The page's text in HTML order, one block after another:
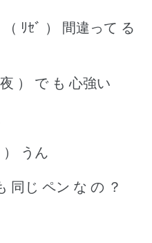
（ ﾘｾﾞ ） 間違って る
） で も 心強い
うん
同じ ペン な の ？